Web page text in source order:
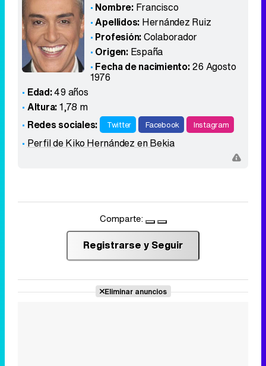
Nombre: Francisco
Apellidos: Hernández Ruiz
Profesión:Colaborador
Origen: España
Fecha de nacimiento:26 Agosto
1976
Edad:49 años
Altura:1,78 m
Redes sociales:
Twitter Facebook Instagram
Perfil de Kiko Hernández en Bekia
Comparte:
Registrarse y Seguir
Eliminar anuncios